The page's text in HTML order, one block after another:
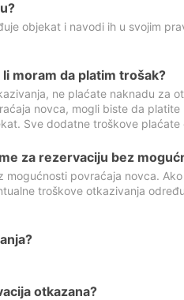
objekat i navodi ih u svojim
moram da platim trošak?
ne plaćate naknadu za
novca, mogli biste da
Sve dodatne troškove plaćate
za rezervaciju bez
mogućnosti povraćaja novca.
troškove otkazivanja
otkazana?